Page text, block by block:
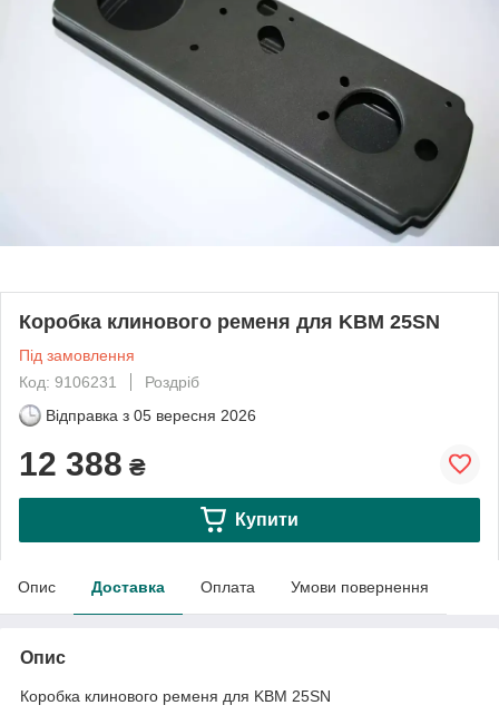
Коробка клинового ременя для KBM 25SN
Під замовлення
Код: 9106231
Роздріб
Відправка з 05 вересня 2026
12 388 ₴
Купити
Опис Доставка Оплата Умови повернення
Опис
Коробка клинового ременя для KBM 25SN